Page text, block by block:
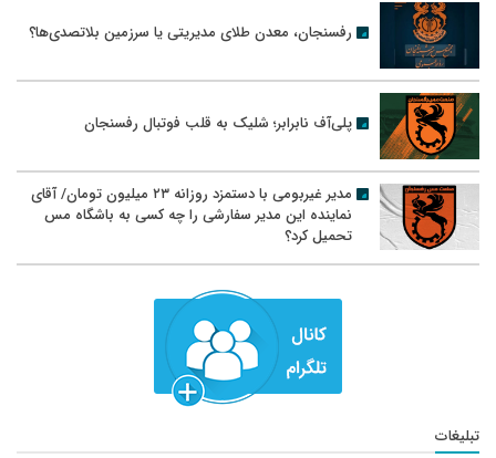
رفسنجان، معدن طلای مدیریتی یا سرزمین بلاتصدی‌ها؟
پلی‌آف نابرابر؛ شلیک به قلب فوتبال رفسنجان
مدیر غیربومی با دستمزد روزانه ۲۳ میلیون تومان/ آقای
نماینده این مدیر سفارشی را چه کسی به باشگاه مس
تحمیل کرد؟
تبلیغات